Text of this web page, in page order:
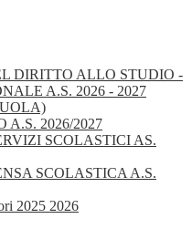
DIRITTO ALLO STUDIO -
A.S. 2026 - 2027
A.S. 2026/2027
SCOLASTICI AS.
SCOLASTICA A.S.
2025 2026